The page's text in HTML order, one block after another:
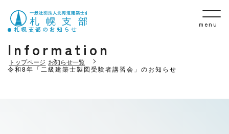
menu
札幌支部のお知らせ
Information
トップページ お知らせ一覧
令和8年「二級建築士製図受験者講習会」のお知らせ